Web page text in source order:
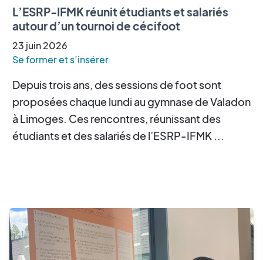
L’ESRP-IFMK réunit étudiants et salariés
autour d’un tournoi de cécifoot
23 juin2026
Se former et s’insérer
Depuis trois ans, des sessions de foot sont
proposées chaque lundi au gymnase de Valadon
à Limoges. Ces rencontres, réunissant des
étudiants et des salariés de l’ESRP-IFMK ...